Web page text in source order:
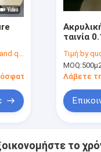
τιμή
ταινία
Τιμή:by
MOQ:
Λάβετε
το